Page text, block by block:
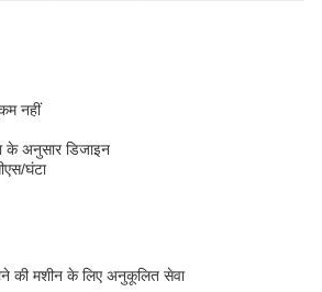
नहीं
के अनुसार डिजाइन
घंटा
की मशीन के लिए अनुकूलित सेवा